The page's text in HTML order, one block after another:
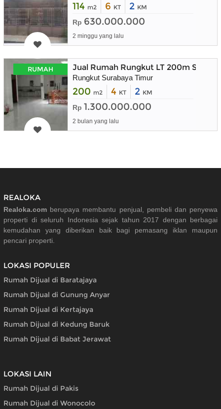
114 m2 6 KT 2 KM
Rp 630.000.000
2 minggu yang lalu
RUMAH Jual Rumah Rungkut LT 200m
Rungkut Surabaya Timur
200 m2 4 KT 2 KM
Rp 1.300.000.000
2 bulan yang lalu
REALOKA
Realoka.com berupaya membantu penjual, pembeli dan penyewa
properti di seluruh Indonesia sejak tahun 2017 dengan berbagai
kemudahan yang diberikan baik bagi pemasang iklan maupun
pencari properti.
LOKASI POPULER
Rumah Dijual di Baratajaya
Rumah Dijual di Gunung Anyar
Rumah Dijual di Kertajaya
Rumah Dijual di Kedung Baruk
Rumah Dijual di Babat Jerawat
LOKASI LAIN
Rumah Dijual di Pakis
Rumah Dijual di Wonocolo